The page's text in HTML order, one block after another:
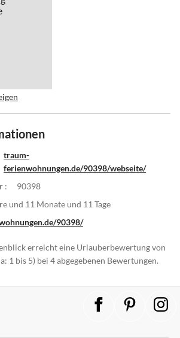
traum-
ferienwohnungen.de/90398/webseite/
:
90398
und 11 Monate und 11 Tage
90398/
erreicht eine Urlauberbewertung von
1 bis 5) bei 4 abgegebenen Bewertungen.